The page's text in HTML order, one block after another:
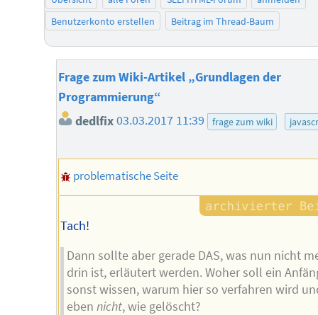
Benutzerkonto erstellen
Beitrag im Thread-Baum
Frage zum Wiki-Artikel „Grundlagen der
Programmierung“
dedlfix03.03.2017 11:39 frage zum wiki
problematische Seite
Tach!
Dann sollte aber gerade DAS, was nun nicht
drin ist, erläutert werden. Woher soll ein
sonst wissen, warum hier so verfahren wird
ebennicht, wie gelöscht?